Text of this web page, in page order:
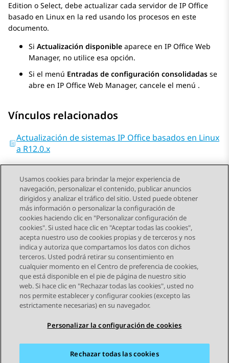
Edition o Select, debe actualizar cada servidor de IP Office
basado en Linux en la red usando los procesos en este
documento.
Si Actualización disponible aparece en IP Office Web
Manager, no utilice esa opción.
Si el menú Entradas de configuración consolidadas se
abre en IP Office Web Manager, cancele el menú .
Vínculos relacionados
Actualización de sistemas IP Office basados en Linux
a R12.0.x
Send Feedback
Navegación de tema
Tema anterior Tema siguiente
STAY CONNECTED
Usamos cookies para brindar la mejor experiencia de
navegación, personalizar el contenido, publicar anuncios
dirigidos y analizar el tráfico del sitio. Usted puede obtener
más información o personalizar la configuración de
cookies haciendo clic en "Personalizar configuración de
cookies". Si usted hace clic en "Aceptar todas las cookies",
acepta nuestro uso de cookies propias y de terceros y nos
indica y autoriza que compartamos los datos con dichos
terceros. Usted podrá retirar su consentimiento en
cualquier momento en el Centro de preferencia de cookies,
que está disponible en el pie de página de nuestro sitio
web. Si hace clic en "Rechazar todas las cookies", usted no
nos permite establecer y configurar cookies (excepto las
estrictamente necesarias) en su navegador.
Personalizar la configuración de cookies
Rechazar todas las cookies